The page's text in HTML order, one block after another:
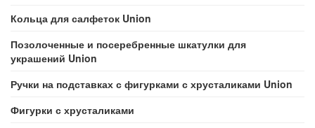
Кольца для салфеток Union
Позолоченные и посеребренные шкатулки для
украшений Union
Ручки на подставках с фигурками с хрусталиками Union
Фигурки с хрусталиками